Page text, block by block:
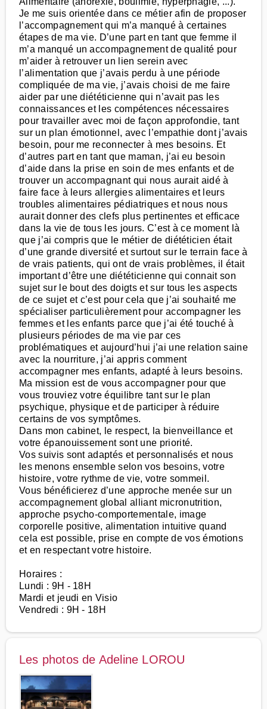
Je me suis orientée dans ce métier afin de proposer
l’accompagnement qui m’a manqué à certaines
étapes de ma vie. D’une part en tant que femme il
m’a manqué un accompagnement de qualité pour
m’aider à retrouver un lien serein avec
l’alimentation que j’avais perdu à une période
compliquée de ma vie, j’avais choisi de me faire
aider par une diététicienne qui n’avait pas les
connaissances et les compétences nécessaires
pour travailler avec moi de façon approfondie, tant
sur un plan émotionnel, avec l’empathie dont j’avais
besoin, pour me reconnecter à mes besoins. Et
d’autres part en tant que maman, j’ai eu besoin
d’aide dans la prise en soin de mes enfants et de
trouver un accompagnant qui nous aurait aidé à
faire face à leurs allergies alimentaires et leurs
troubles alimentaires pédiatriques et nous nous
aurait donner des clefs plus pertinentes et efficace
dans la vie de tous les jours. C’est à ce moment là
que j’ai compris que le métier de diététicien était
d’une grande diversité et surtout sur le terrain face à
de vrais patients, qui ont de vrais problèmes, il était
important d’être une diététicienne qui connait son
sujet sur le bout des doigts et sur tous les aspects
de ce sujet et c’est pour cela que j’ai souhaité me
spécialiser particulièrement pour accompagner les
femmes et les enfants parce que j’ai été touché à
plusieurs périodes de ma vie par ces
problématiques et aujourd’hui j’ai une relation saine
avec la nourriture, j’ai appris comment
accompagner mes enfants, adapté à leurs besoins.
Ma mission est de vous accompagner pour que
vous trouviez votre équilibre tant sur le plan
psychique, physique et de participer à réduire
certains de vos symptômes.
Dans mon cabinet, le respect, la bienveillance et
votre épanouissement sont une priorité.
Vos suivis sont adaptés et personnalisés et nous
les menons ensemble selon vos besoins, votre
histoire, votre rythme de vie, votre sommeil.
Vous bénéficierez d’une approche menée sur un
accompagnement global alliant micronutrition,
approche psycho-comportementale, image
corporelle positive, alimentation intuitive quand
cela est possible, prise en compte de vos émotions
et en respectant votre histoire.
Horaires :
Lundi : 9H - 18H
Mardi et jeudi en Visio
Vendredi : 9H - 18H
Les photos de Adeline LOROU